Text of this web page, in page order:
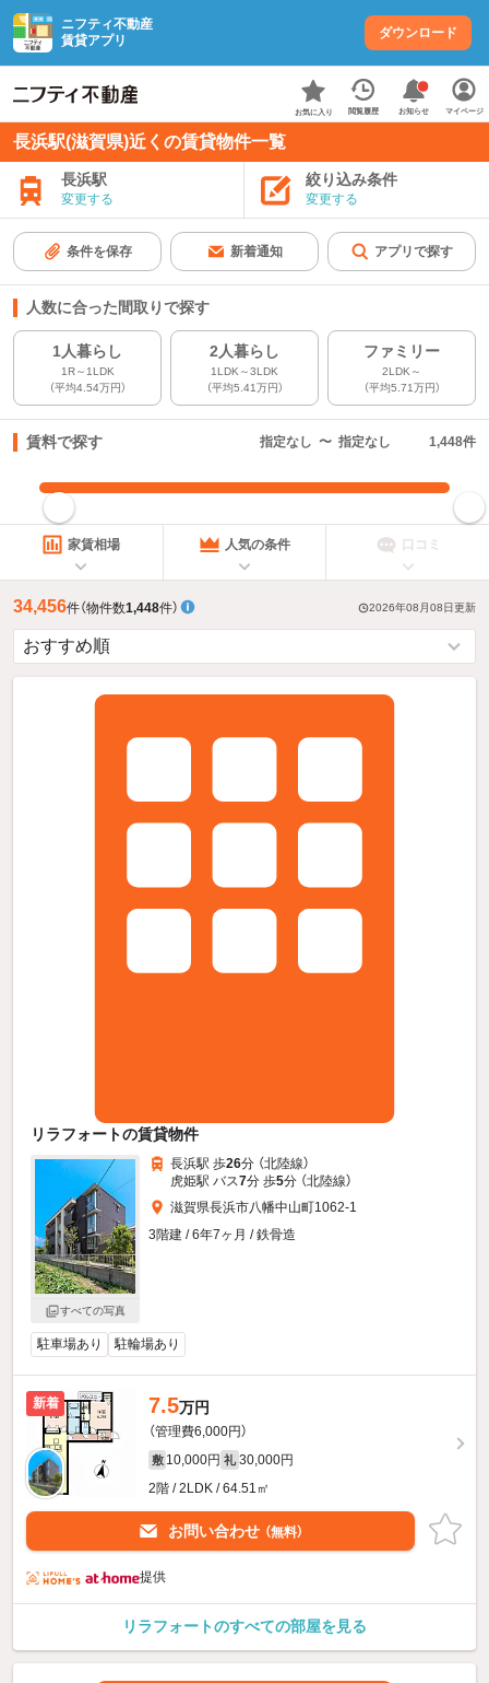
ニフティ不動産
賃貸アプリ
ダウンロード
お気に入り 閲覧履歴 お知らせ マイページ
長浜駅(滋賀県)近くの賃貸物件一覧
長浜駅
変更する
絞り込み条件
変更する
条件を保存 新着通知 アプリで探す
人数に合った間取りで探す
1人暮らし
1R～1LDK
（平均4.54万円）
2人暮らし
1LDK～3LDK
（平均5.41万円）
ファミリー
2LDK～
（平均5.71万円）
賃料で探す 指定なし 〜 指定なし 1,448件
指定した賃料で絞り込む
家賃相場 人気の条件 口コミ
34,456件（物件数1,448件） 2026年08月08日更新
リラフォートの賃貸物件
すべての写真
長浜駅 歩26分 （北陸線）
虎姫駅 バス7分 歩5分 （北陸線）
滋賀県長浜市八幡中山町1062-1
3階建 / 6年7ヶ月 / 鉄骨造
駐車場あり 駐輪場あり
新着 7.5万円
（管理費6,000円）
敷 10,000円 礼 30,000円
2階 / 2LDK / 64.51㎡
お問い合わせ （無料）
提供
リラフォートのすべての部屋を見る